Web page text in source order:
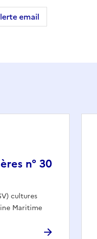
email
n° 30
cultures
Maritime